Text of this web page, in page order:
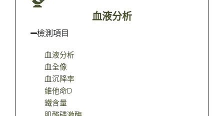
血液分析
檢測項目
血液分析
血全像
血沉降率
維他命D
鐵含量